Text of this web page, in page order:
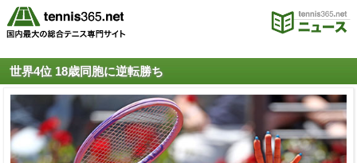
世界4位 18歳同胞に逆転勝ち